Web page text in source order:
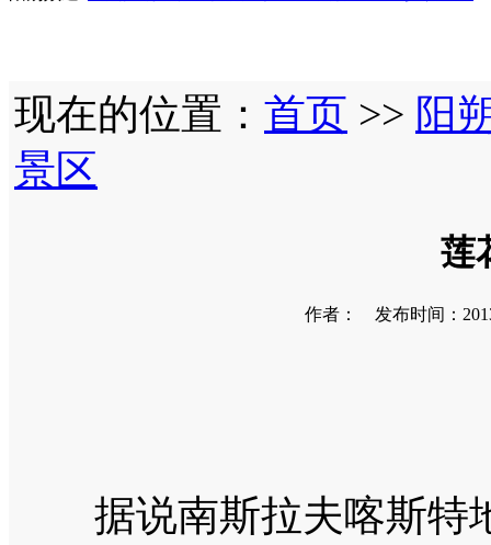
现在的位置： 首页 >> 阳
景区
莲
作者： 发布时间：
据说南斯拉夫喀斯特